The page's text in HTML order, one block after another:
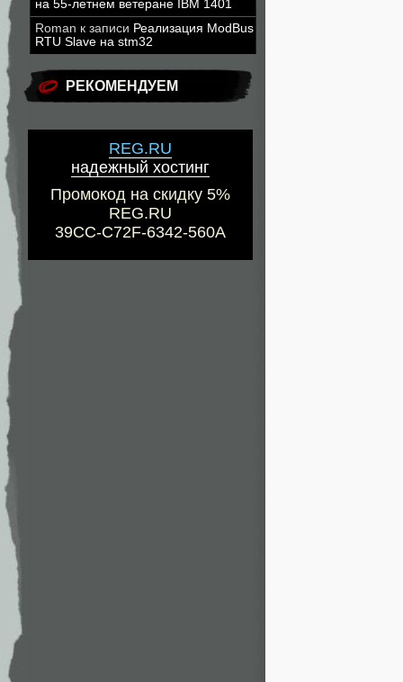
на 55-летнем ветеране IBM 1401
Roman к записи Реализация ModBus
RTU Slave на stm32
РЕКОМЕНДУЕМ
REG.RU
надежный хостинг
Промокод на скидку 5%
REG.RU
39CC-C72F-6342-560A